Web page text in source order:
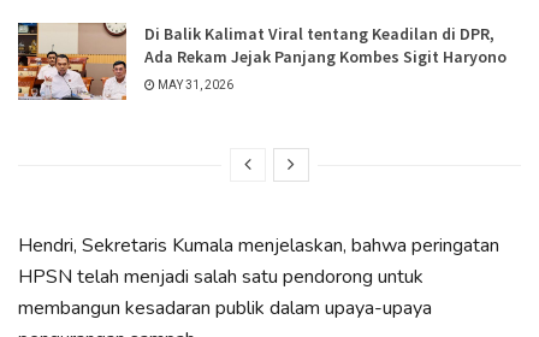
Di Balik Kalimat Viral tentang Keadilan di DPR,
Ada Rekam Jejak Panjang Kombes Sigit Haryono
MAY 31, 2026
Hendri, Sekretaris Kumala menjelaskan, bahwa peringatan
HPSN telah menjadi salah satu pendorong untuk
membangun kesadaran publik dalam upaya-upaya